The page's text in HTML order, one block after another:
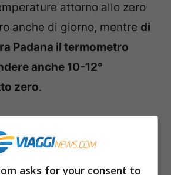
attorno allo zero
anche di giorno, mentre di
Padana il termometro
anche 10-12°
zero.
delle previsioni
di bassa pressione
asks for your consent to